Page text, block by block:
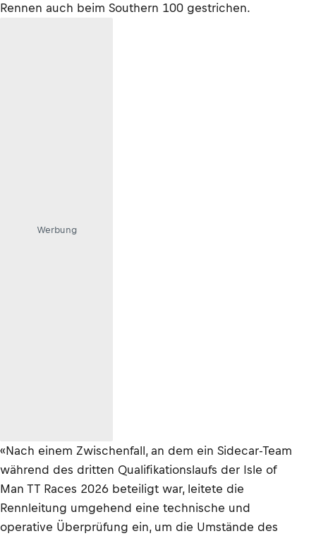
Rennen auch beim Southern 100 gestrichen.
Werbung
«Nach einem Zwischenfall, an dem ein Sidecar-Team
während des dritten Qualifikationslaufs der Isle of
Man TT Races 2026 beteiligt war, leitete die
Rennleitung umgehend eine technische und
operative Überprüfung ein, um die Umstände des